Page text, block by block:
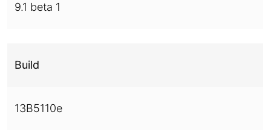
9.1 beta 1
Build
13B5110e